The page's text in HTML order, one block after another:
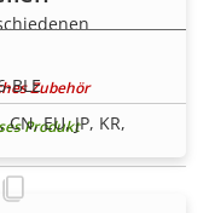
Zubehör
Produkt
BLE
CN, EU, JP, KR,